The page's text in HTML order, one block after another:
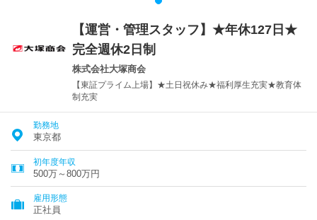
【運営・管理スタッフ】★年休127日★
完全週休2日制
株式会社大塚商会
【東証プライム上場】★土日祝休み★福利厚生充実★教育体
制充実
勤務地
東京都
初年度年収
500万～800万円
雇用形態
正社員